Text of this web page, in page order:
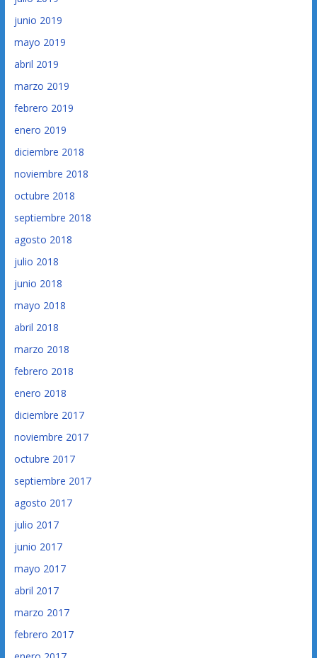
junio 2019
mayo 2019
abril 2019
marzo 2019
febrero 2019
enero 2019
diciembre 2018
noviembre 2018
octubre 2018
septiembre 2018
agosto 2018
julio 2018
junio 2018
mayo 2018
abril 2018
marzo 2018
febrero 2018
enero 2018
diciembre 2017
noviembre 2017
octubre 2017
septiembre 2017
agosto 2017
julio 2017
junio 2017
mayo 2017
abril 2017
marzo 2017
febrero 2017